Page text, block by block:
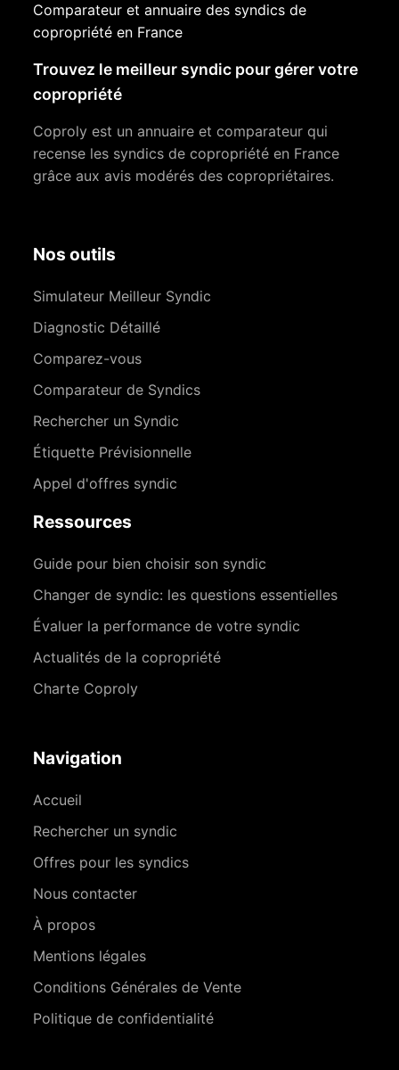
Comparateur et annuaire des syndics de
copropriété en France
Trouvez le meilleur syndic pour gérer votre
copropriété
Coproly est un annuaire et comparateur qui
recense les syndics de copropriété en France
grâce aux avis modérés des copropriétaires.
Nos outils
Simulateur Meilleur Syndic
Diagnostic Détaillé
Comparez-vous
Comparateur de Syndics
Rechercher un Syndic
Étiquette Prévisionnelle
Appel d'offres syndic
Ressources
Guide pour bien choisir son syndic
Changer de syndic: les questions essentielles
Évaluer la performance de votre syndic
Actualités de la copropriété
Charte Coproly
Navigation
Accueil
Rechercher un syndic
Offres pour les syndics
Nous contacter
À propos
Mentions légales
Conditions Générales de Vente
Politique de confidentialité